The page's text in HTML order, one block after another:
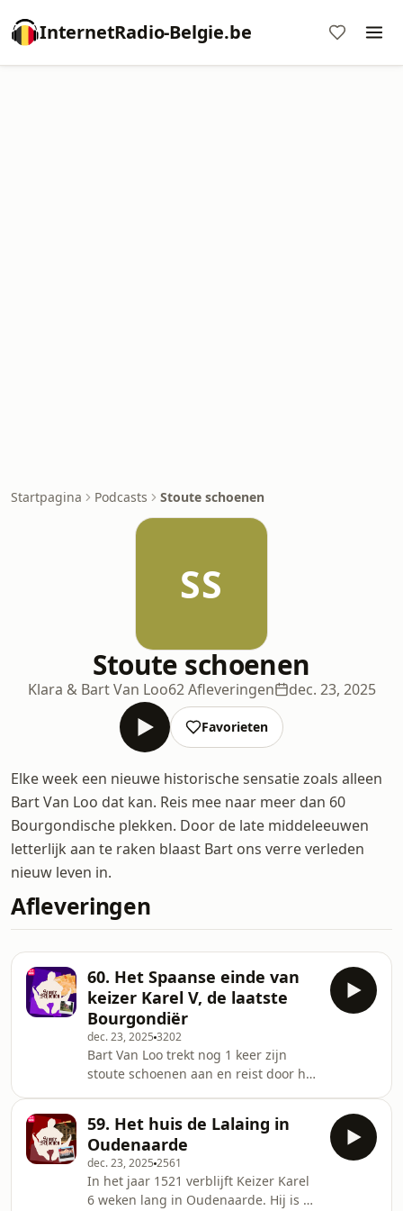
InternetRadio-Belgie.be
Startpagina Podcasts Stoute schoenen
SS
Stoute schoenen
Klara & Bart Van Loo62 Afleveringen dec. 23, 2025
Favorieten
Elke week een nieuwe historische sensatie zoals alleen
Bart Van Loo dat kan. Reis mee naar meer dan 60
Bourgondische plekken. Door de late middeleeuwen
letterlijk aan te raken blaast Bart ons verre verleden
nieuw leven in.
Afleveringen
60. Het Spaanse einde van
keizer Karel V, de laatste
Bourgondiër
dec. 23, 2025 3202
Bart Van Loo trekt nog 1 keer zijn
stoute schoenen aan en reist door het
keizer Karel V de laatste jaren van zijn
leven door. Hij had moeten vaststellen
dat zijn hoogste idealen onvervuld
waren gebleven. Dat, en zijn
melancholische natuur, deden Karel V
59. Het huis de Lalaing in
Oudenaarde
dec. 23, 2025 2561
In het jaar 1521 verblijft Keizer Karel
6 weken lang in Oudenaarde. Hij is op